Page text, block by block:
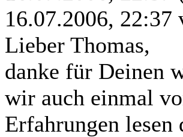
16.07.2006, 22:37
Lieber Thomas,
danke für Deinen
wir auch einmal
Erfahrungen lesen